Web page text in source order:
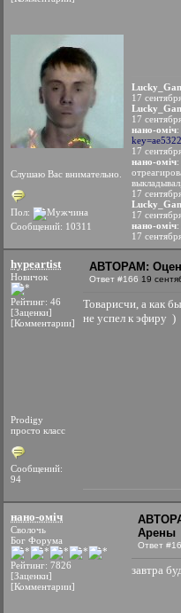
Слушаю Вас внимательно.
Пол:
Сообщений: 10311
17
17
нано-оміч:
17
нано-оміч
17
17
нано-оміч
17
hypeartist
Новичок
Рейтинг: 46
[Заценки]
[Комментарии]
Prodigy
просто класс
Сообщений:
94
АВТОРАМ:
Ответ #166 19
Товарисчи, а как
не успел к эфиру )
нано-оміч
Сволочь
Бог Форума
Рейтинг: 7826
[Заценки]
[Комментарии]
Арены
Ответ
завтра